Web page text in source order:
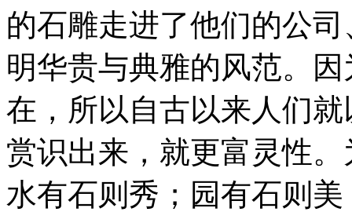
的石雕走进了他们的公
明华贵与典雅的风范。
在，所以自古以来人们
赏识出来，就更富灵性
水有石则秀；园有石则